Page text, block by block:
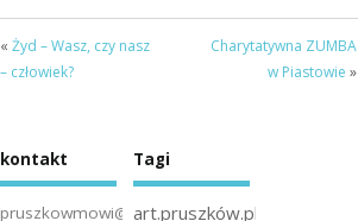
« Żyd – Wasz, czy nasz
– człowiek?
Charytatywna ZUMBA
w Piastowie »
kontakt
pruszkowmowi@gmail.com
Tagi
art.pruszków.pl